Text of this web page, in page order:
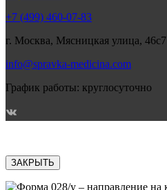
+7 (499) 460-07-83
г. Москва, Мясницкая улица, 46с7
info@spravka-medicina.com
График работы: круглосуточно
ЗАКРЫТЬ